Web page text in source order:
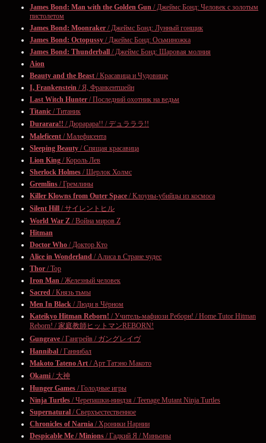
James Bond: Man with the Golden Gun / Джеймс Бонд: Человек с золотым
пистолетом
James Bond: Moonraker / Джеймс Бонд: Лунный гонщик
James Bond: Octopussy / Джеймс Бонд: Осьминожка
James Bond: Thunderball / Джеймс Бонд: Шаровая молния
Aion
Beauty and the Beast / Красавица и Чудовище
I, Frankenstein / Я, Франкентшейн
Last Witch Hunter / Последний охотник на ведьм
Titanic / Титаник
Durarara!! / Дюрарара!! / デュラララ!!
Maleficent / Малефисента
Sleeping Beauty / Спящая красавица
Lion King / Король Лев
Sherlock Holmes / Шерлок Холмс
Gremlins / Гремлины
Killer Klowns from Outer Space / Клоуны-убийцы из космоса
Silent Hill / サイレントヒル
World War Z / Война миров Z
Hitman
Doctor Who / Доктор Кто
Alice in Wonderland / Алиса в Стране чудес
Thor / Тор
Iron Man / Железный человек
Sacred / Князь тьмы
Men In Black / Люди в Чёрном
Kateikyo Hitman Reborn! / Учитель-мафиози Реборн! / Home Tutor Hitman
Reborn! / 家庭教師ヒットマンREBORN!
Gungrave / Гангрейв / ガングレイヴ
Hannibal / Ганнибал
Makoto Tateno Art / Арт Татэно Макото
Okami / 大神
Hunger Games / Голодные игры
Ninja Turtles / Черепашки-ниндзя / Teenage Mutant Ninja Turtles
Supernatural / Сверхъестественное
Chronicles of Narnia / Хроники Нарнии
Despicable Me / Minions / Гадкий Я / Миньоны